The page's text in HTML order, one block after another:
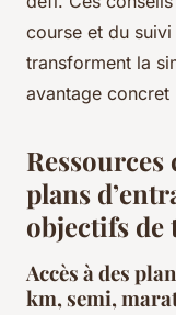
course et du
transforment la
avantage
plans
objectifs de
Accès à des
km, semi,